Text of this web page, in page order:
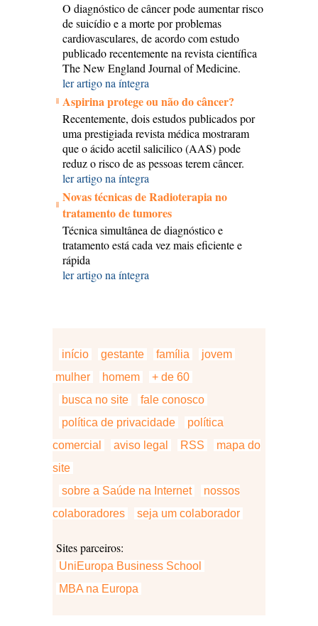
O diagnóstico de câncer pode aumentar risco
de suicídio e a morte por problemas
cardiovasculares, de acordo com estudo
publicado recentemente na revista científica
The New England Journal of Medicine.
ler artigo na íntegra
Aspirina protege ou não do câncer?
Recentemente, dois estudos publicados por
uma prestigiada revista médica mostraram
que o ácido acetil salicilico (AAS) pode
reduz o risco de as pessoas terem câncer.
ler artigo na íntegra
Novas técnicas de Radioterapia no
tratamento de tumores
Técnica simultânea de diagnóstico e
tratamento está cada vez mais eficiente e
rápida
ler artigo na íntegra
início gestante família
jovem
mulher
homem
+ de 60
busca no site
fale conosco
política de privacidade
política
comercial
aviso legal RSS
mapa do
site
sobre a Saúde na Internet
nossos
colaboradores
seja um colaborador
Sites parceiros:
UniEuropa Business School
MBA na Europa